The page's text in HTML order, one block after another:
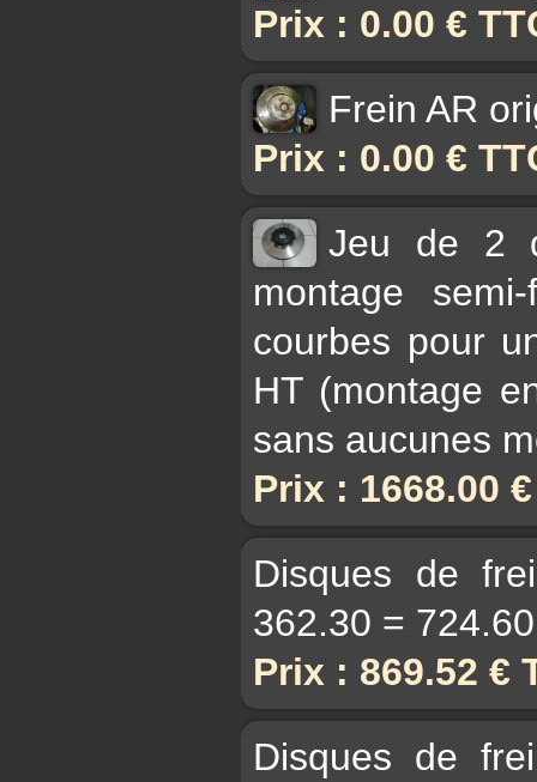
Prix : 0.00 €
Frein AR
Prix : 0.00 €
Jeu de 2
montage
courbes pour
HT (montage
sans aucunes
Prix : 1668.00
Disques de
362.30 =
Prix : 869.52 €
Disques de